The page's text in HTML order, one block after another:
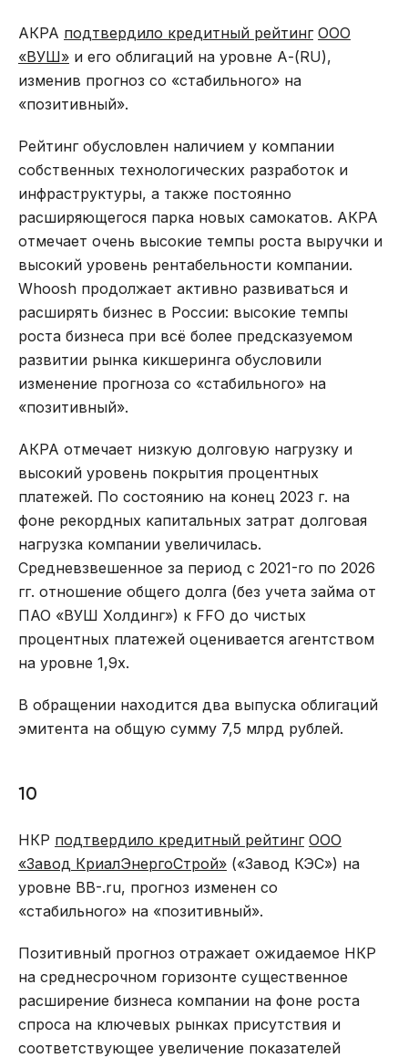
АКРА подтвердило кредитный рейтинг ООО
«ВУШ» и его облигаций на уровне А-(RU),
изменив прогноз со «стабильного» на
«позитивный».
Рейтинг обусловлен наличием у компании
собственных технологических разработок и
инфраструктуры, а также постоянно
расширяющегося парка новых самокатов. АКРА
отмечает очень высокие темпы роста выручки и
высокий уровень рентабельности компании.
Whoosh продолжает активно развиваться и
расширять бизнес в России: высокие темпы
роста бизнеса при всё более предсказуемом
развитии рынка кикшеринга обусловили
изменение прогноза со «стабильного» на
«позитивный».
АКРА отмечает низкую долговую нагрузку и
высокий уровень покрытия процентных
платежей. По состоянию на конец 2023 г. на
фоне рекордных капитальных затрат долговая
нагрузка компании увеличилась.
Средневзвешенное за период с 2021-го по 2026
гг. отношение общего долга (без учета займа от
ПАО «ВУШ Холдинг») к FFO до чистых
процентных платежей оценивается агентством
на уровне 1,9х.
В обращении находится два выпуска облигаций
эмитента на общую сумму 7,5 млрд рублей.
10
НКР подтвердило кредитный рейтинг ООО
«Завод КриалЭнергоСтрой» («Завод КЭС») на
уровне BB-.ru, прогноз изменен со
«стабильного» на «позитивный».
Позитивный прогноз отражает ожидаемое НКР
на среднесрочном горизонте существенное
расширение бизнеса компании на фоне роста
спроса на ключевых рынках присутствия и
соответствующее увеличение показателей